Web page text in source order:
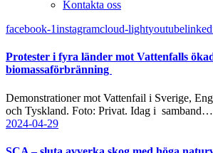
Kontakta oss
facebook-1instagramcloud-lightyoutube
Protester i fyra länder mot Vattenfalls
biomassaförbränning
Demonstrationer mot Vattenfail i Sverige,
och Tyskland. Foto: Privat. Idag i samband…
2024-04-29